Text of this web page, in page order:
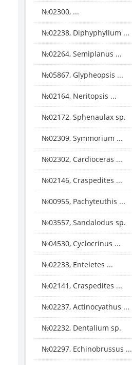
№02300, ...
№02238, Diphyphyllum ...
№02264, Semiplanus ...
№05867, Glypheopsis ...
№02164, Neritopsis ...
№02172, Sphenaulax sp.
№02309, Symmorium ...
№02302, Cardioceras ...
№02146, Craspedites ...
№00955, Pachyteuthis ...
№03557, Sandalodus sp.
№04530, Cyclocrinus ...
№02233, Enteletes ...
№02141, Craspedites ...
№02237, Actinocyathus ...
№02232, Dentalium sp.
№02297, Echinobrussus ...